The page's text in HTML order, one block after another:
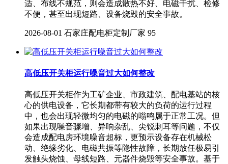
适、布线不规范，则会造成散热不好、电磁干扰、检修
不便，甚至出现短路、设备烧毁的安全事故。
2026-08-01 石家庄配电柜定制厂家 95
高低压开关柜运行噪音过大如何整改
高低压开关柜作为工矿企业、市政建筑、配电基站的核
心的供电设备，它长期都带有较大的负荷的运行过程
中，也会出现轻微均匀的电磁的嗡鸣属于正常工况。但
如果出现噪音骤增、异响杂乱、尖锐刺耳等问题，不仅
会造成配电房环境噪音超标，更预示设备存在机械松
动、绝缘劣化、电磁共振等隐性故障，长期放任极易引
发触头烧蚀、母线短路、元器件烧毁等安全事故。基于